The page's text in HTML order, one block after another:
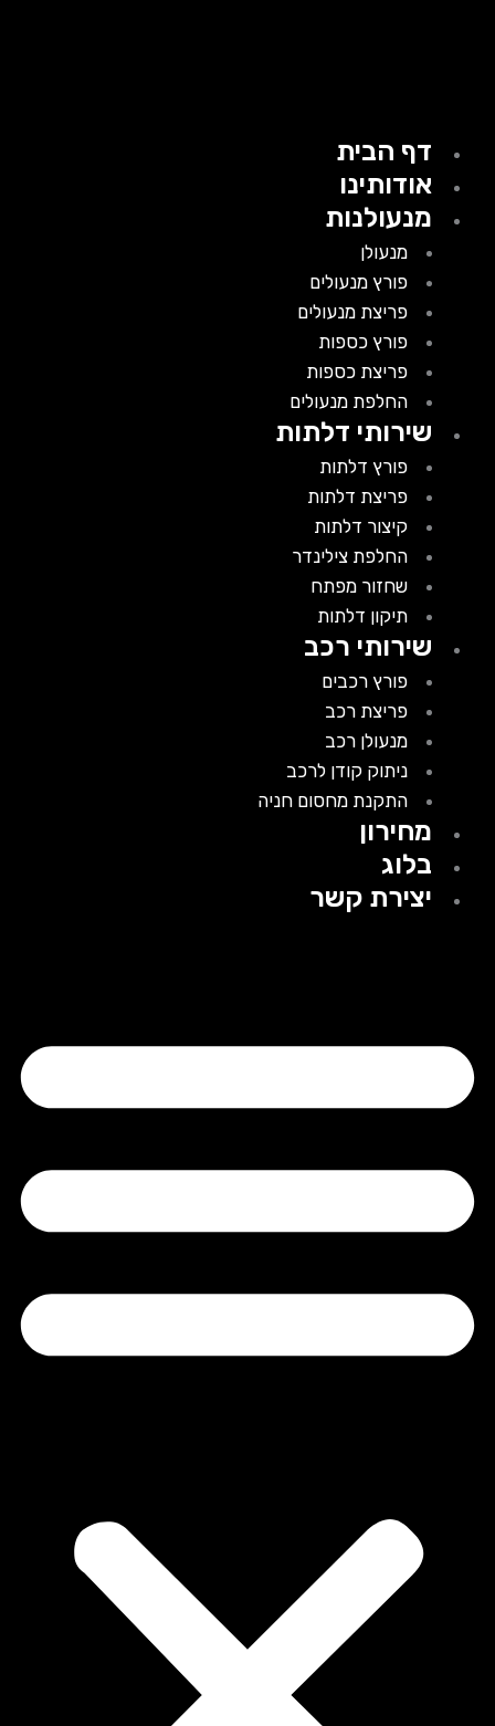
דף הבית
אודותינו
מנעולנות
מנעולן
פורץ מנעולים
פריצת מנעולים
פורץ כספות
פריצת כספות
החלפת מנעולים
שירותי דלתות
פורץ דלתות
פריצת דלתות
קיצור דלתות
החלפת צילינדר
שחזור מפתח
תיקון דלתות
שירותי רכב
פורץ רכבים
פריצת רכב
מנעולן רכב
ניתוק קודן לרכב
התקנת מחסום חניה
מחירון
בלוג
יצירת קשר